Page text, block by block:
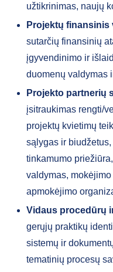
užtikrinimas, naujų
Projektų finansinis
sutarčių finansinių
įgyvendinimo ir
duomenų valdymas
Projekto partnerių
įsitraukimas rengti/
projektų kvietimų
sąlygas ir
tinkamumo
valdymas,
apmokėjimo
Vidaus procedūrų
gerųjų praktikų
sistemų ir
tematinių procesų